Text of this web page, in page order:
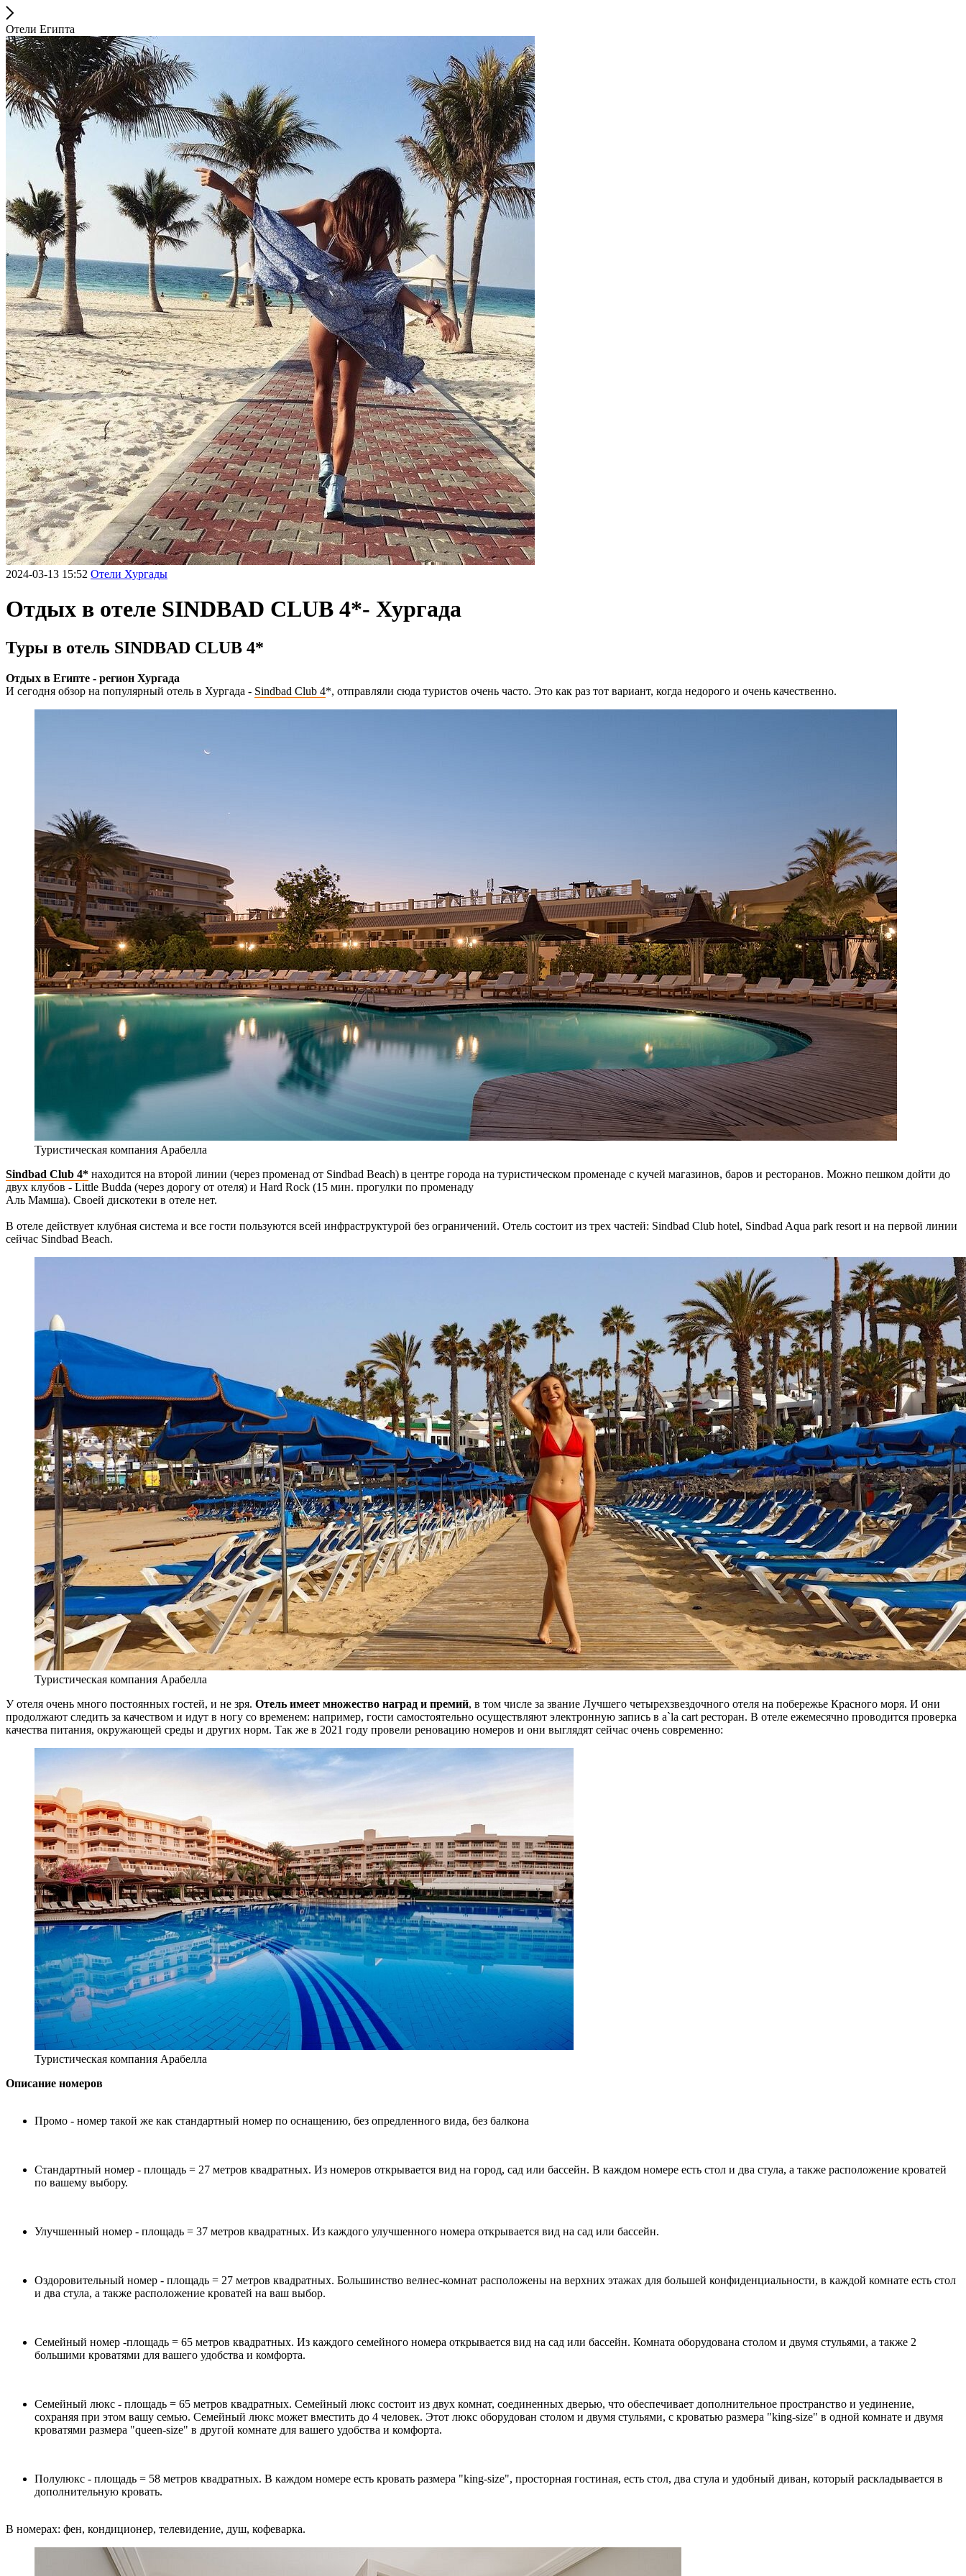
Отели Египта
2024-03-13 15:52 Отели Хургады
Отдых в отеле SINDBAD CLUB 4*- Хургада
Туры в отель SINDBAD CLUB 4*
Отдых в Египте - регион Хургада
И сегодня обзор на популярный отель в Хургада - Sindbad Club 4*, отправляли сюда туристов очень часто. Это как раз тот вариант, когда недорого и очень качественно.
Туристическая компания Арабелла
Sindbad Club 4* находится на второй линии (через променад от Sindbad Beach) в центре города на туристическом променаде с кучей магазинов, баров и ресторанов. Можно пешком дойти до
двух клубов - Little Budda (через дорогу от отеля) и Hard Rock (15 мин. прогулки по променаду
Аль Мамша). Своей дискотеки в отеле нет.
В отеле действует клубная система и все гости пользуются всей инфраструктурой без ограничений. Отель состоит из трех частей: Sindbad Club hotel, Sindbad Aqua park resort и на первой линии
сейчас Sindbad Beach.
Туристическая компания Арабелла
У отеля очень много постоянных гостей, и не зря. Отель имеет множество наград и премий, в том числе за звание Лучшего четырехзвездочного отеля на побережье Красного моря. И они
продолжают следить за качеством и идут в ногу со временем: например, гости самостоятельно осуществляют электронную запись в a`la cart ресторан. В отеле ежемесячно проводится проверка
качества питания, окружающей среды и других норм. Так же в 2021 году провели реновацию номеров и они выглядят сейчас очень современно:
Туристическая компания Арабелла
Описание номеров
Промо - номер такой же как стандартный номер по оснащению, без опредленного вида, без балкона
Стандартный номер - площадь = 27 метров квадратных. Из номеров открывается вид на город, сад или бассейн. В каждом номере есть стол и два стула, а также расположение кроватей
по вашему выбору.
Улучшенный номер - площадь = 37 метров квадратных. Из каждого улучшенного номера открывается вид на сад или бассейн.
Оздоровительный номер - площадь = 27 метров квадратных. Большинство велнес-комнат расположены на верхних этажах для большей конфиденциальности, в каждой комнате есть стол
и два стула, а также расположение кроватей на ваш выбор.
Семейный номер -площадь = 65 метров квадратных. Из каждого семейного номера открывается вид на сад или бассейн. Комната оборудована столом и двумя стульями, а также 2
большими кроватями для вашего удобства и комфорта.
Семейный люкс - площадь = 65 метров квадратных. Семейный люкс состоит из двух комнат, соединенных дверью, что обеспечивает дополнительное пространство и уединение,
сохраняя при этом вашу семью. Семейный люкс может вместить до 4 человек. Этот люкс оборудован столом и двумя стульями, с кроватью размера "king-size" в одной комнате и двумя
кроватями размера "queen-size" в другой комнате для вашего удобства и комфорта.
Полулюкс - площадь = 58 метров квадратных. В каждом номере есть кровать размера "king-size", просторная гостиная, есть стол, два стула и удобный диван, который раскладывается в
дополнительную кровать.
В номерах: фен, кондиционер, телевидение, душ, кофеварка.